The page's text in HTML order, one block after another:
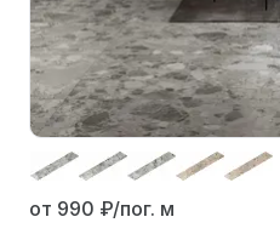
от 990 ₽/пог. м